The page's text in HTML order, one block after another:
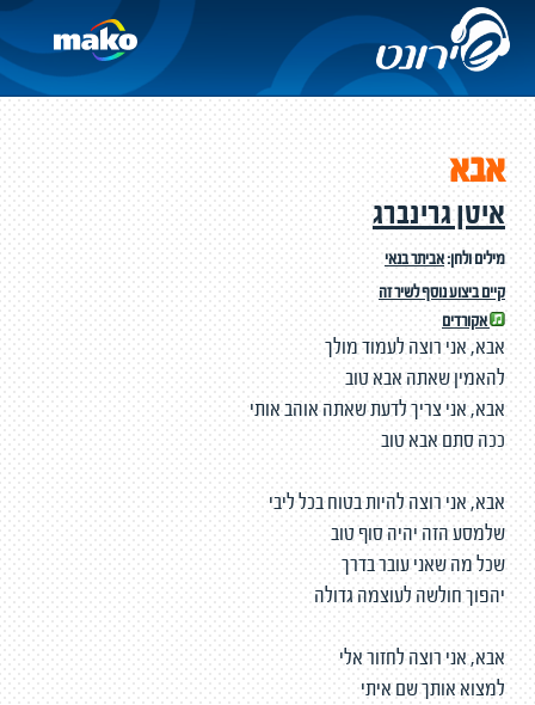
אבא
איטן גרינברג
מילים ולחן:אביתר בנאי
קיים ביצוע נוסף לשיר זה
אקורדים
אבא, אני רוצה לעמוד מולך
להאמין שאתה אבא טוב
אבא, אני צריך לדעת שאתה אוהב אותי
ככה סתם אבא טוב
אבא, אני רוצה להיות בטוח בכל ליבי
שלמסע הזה יהיה סוף טוב
שכל מה שאני עובר בדרך
יהפוך חולשה לעוצמה גדולה
אבא, אני רוצה לחזור אלי
למצוא אותך שם איתי